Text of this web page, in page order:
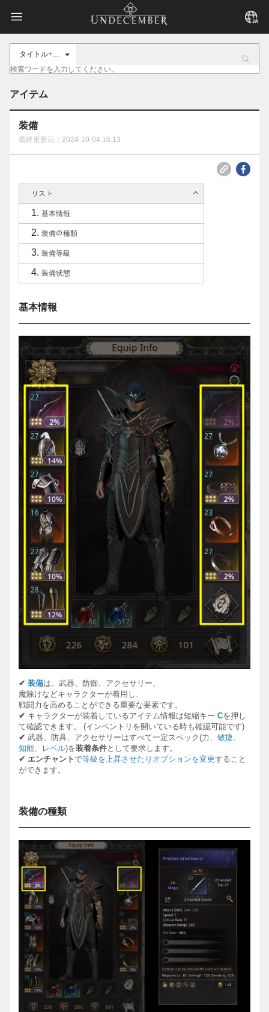
タイトル+内容
アイテム
装備
最終更新日：2024-10-04 16:13
リスト
基本情報
装備の種類
装備等級
装備状態
基本情報
✔ 装備は、武器、防御、アクセサリ ー、
魔除けなどキャラクタ ーが着用し、
戦闘力を高めることができる重要な要素です。
✔ キャラクタ ーが装着しているアイテム情報は短縮キー Cを押し
て確認できます。
(インベントリを開いている時も確認可能です)
✔ 武器、防具、アクセサリ ーはすべて一定スペック(力、敏捷、
知能、レベル)を装着条件として要求します。
✔ エンチャントで等級を上昇させたりオプションを変更すること
ができます。
装備の種類